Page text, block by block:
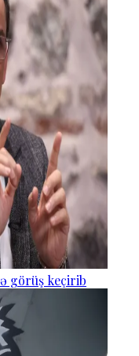
görüş keçirib